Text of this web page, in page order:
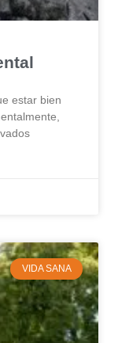
estar bien
VIDA SANA